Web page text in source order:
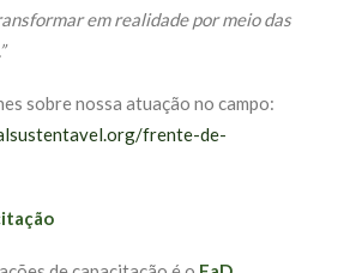
em realidade por meio das
sobre nossa atuação no campo:
frente-de-